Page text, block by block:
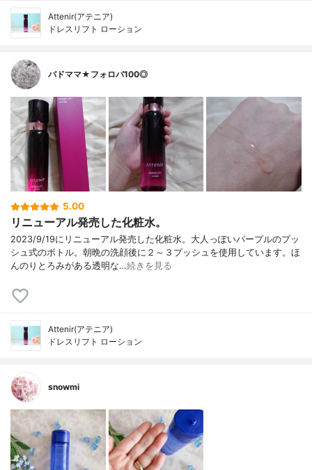
Attenir(アテニア)
ドレスリフト ローション
バドママ★フォロバ100◎
5.00
リニューアル発売した化粧水。
2023/9/19にリニューアル発売した化粧水。大人っぽいパープルのプッ
シュ式のボトル。朝晩の洗顔後に２～３プッシュを使用しています。ほ
んのりとろみがある透明な…続きを見る
Attenir(アテニア)
ドレスリフト ローション
snowmi